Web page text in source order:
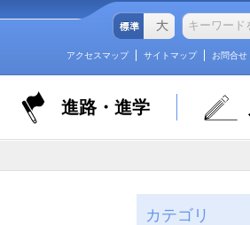
アクセスマップ サイトマップ お問合せ
進路・進学
カテゴリ